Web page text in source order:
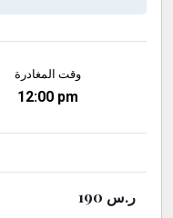
وقت المغادرة
12:00 pm
190 ر.س